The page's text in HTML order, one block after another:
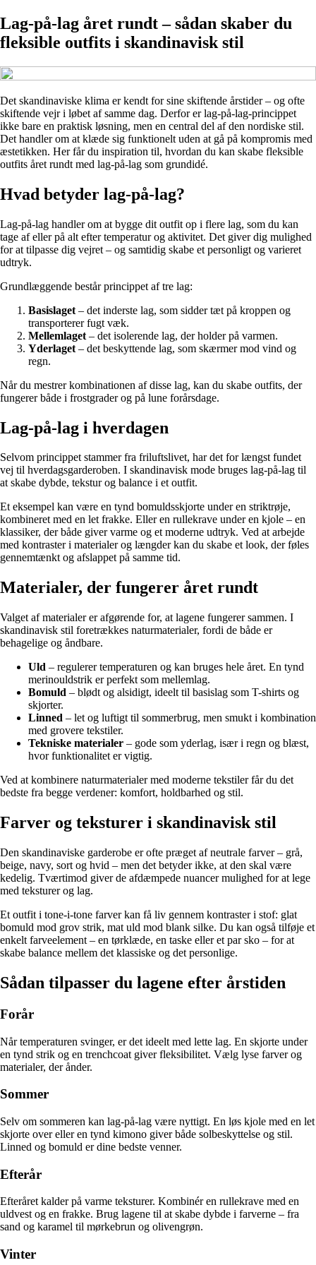
Lag-på-lag året rundt – sådan skaber du
fleksible outfits i skandinavisk stil
Det skandinaviske klima er kendt for sine skiftende årstider – og ofte
skiftende vejr i løbet af samme dag. Derfor er lag-på-lag-princippet
ikke bare en praktisk løsning, men en central del af den nordiske stil.
Det handler om at klæde sig funktionelt uden at gå på kompromis med
æstetikken. Her får du inspiration til, hvordan du kan skabe fleksible
outfits året rundt med lag-på-lag som grundidé.
Hvad betyder lag-på-lag?
Lag-på-lag handler om at bygge dit outfit op i flere lag, som du kan
tage af eller på alt efter temperatur og aktivitet. Det giver dig mulighed
for at tilpasse dig vejret – og samtidig skabe et personligt og varieret
udtryk.
Grundlæggende består princippet af tre lag:
Basislaget – det inderste lag, som sidder tæt på kroppen og
transporterer fugt væk.
Mellemlaget – det isolerende lag, der holder på varmen.
Yderlaget – det beskyttende lag, som skærmer mod vind og
regn.
Når du mestrer kombinationen af disse lag, kan du skabe outfits, der
fungerer både i frostgrader og på lune forårsdage.
Lag-på-lag i hverdagen
Selvom princippet stammer fra friluftslivet, har det for længst fundet
vej til hverdagsgarderoben. I skandinavisk mode bruges lag-på-lag til
at skabe dybde, tekstur og balance i et outfit.
Et eksempel kan være en tynd bomuldsskjorte under en striktrøje,
kombineret med en let frakke. Eller en rullekrave under en kjole – en
klassiker, der både giver varme og et moderne udtryk. Ved at arbejde
med kontraster i materialer og længder kan du skabe et look, der føles
gennemtænkt og afslappet på samme tid.
Materialer, der fungerer året rundt
Valget af materialer er afgørende for, at lagene fungerer sammen. I
skandinavisk stil foretrækkes naturmaterialer, fordi de både er
behagelige og åndbare.
Uld – regulerer temperaturen og kan bruges hele året. En tynd
merinouldstrik er perfekt som mellemlag.
Bomuld – blødt og alsidigt, ideelt til basislag som T-shirts og
skjorter.
Linned – let og luftigt til sommerbrug, men smukt i kombination
med grovere tekstiler.
Tekniske materialer – gode som yderlag, især i regn og blæst,
hvor funktionalitet er vigtig.
Ved at kombinere naturmaterialer med moderne tekstiler får du det
bedste fra begge verdener: komfort, holdbarhed og stil.
Farver og teksturer i skandinavisk stil
Den skandinaviske garderobe er ofte præget af neutrale farver – grå,
beige, navy, sort og hvid – men det betyder ikke, at den skal være
kedelig. Tværtimod giver de afdæmpede nuancer mulighed for at lege
med teksturer og lag.
Et outfit i tone-i-tone farver kan få liv gennem kontraster i stof: glat
bomuld mod grov strik, mat uld mod blank silke. Du kan også tilføje et
enkelt farveelement – en tørklæde, en taske eller et par sko – for at
skabe balance mellem det klassiske og det personlige.
Sådan tilpasser du lagene efter årstiden
Forår
Når temperaturen svinger, er det ideelt med lette lag. En skjorte under
en tynd strik og en trenchcoat giver fleksibilitet. Vælg lyse farver og
materialer, der ånder.
Sommer
Selv om sommeren kan lag-på-lag være nyttigt. En løs kjole med en let
skjorte over eller en tynd kimono giver både solbeskyttelse og stil.
Linned og bomuld er dine bedste venner.
Efterår
Efteråret kalder på varme teksturer. Kombinér en rullekrave med en
uldvest og en frakke. Brug lagene til at skabe dybde i farverne – fra
sand og karamel til mørkebrun og olivengrøn.
Vinter